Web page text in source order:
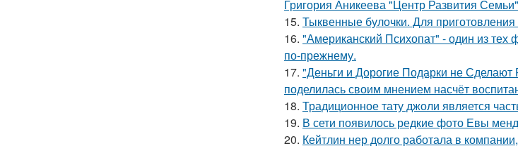
Григория Аникеева "Центр Развития
15. Тыквенные булочки. Для приготовления
16. "Американский Психопат" - один из тех
по-прежнему.
17. "Деньги и Дорогие Подарки не
поделилась своим мнением насчёт
18. Традиционное тату джоли является
19. В сети появилось редкие фото Евы
20. Кейтлин нер долго работала в